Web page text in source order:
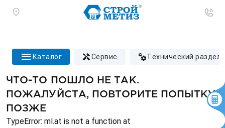
каталог сервис технический раздел
ЧТО-ТО ПОШЛО НЕ ТАК.
ПОЖАЛУЙСТА, ПОВТОРИТЕ ПОПЫТКУ
ПОЗЖЕ
TypeError: ml.at is not a function at